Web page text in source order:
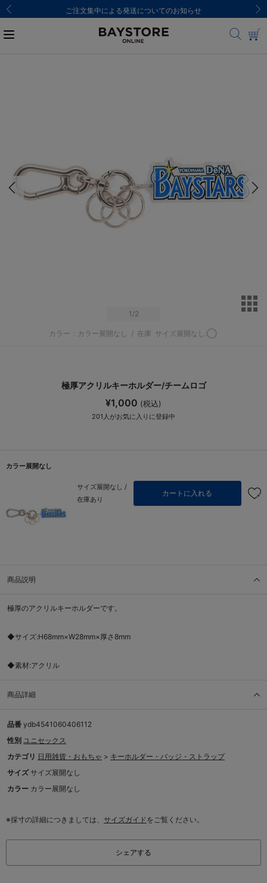
ご注文集中による発送についてのお知らせ
1 /2
カラー：カラー展開なし / 在庫 サイズ展開なし:◯
極厚アクリルキーホルダー/チームロゴ
¥1,000 (税込)
201 人がお気に入りに登録中
カラー展開なし
サイズ展開なし /
在庫あり
カートに入れる
商品説明
極厚のアクリルキーホルダーです。
◆サイズ:H68mm×W28mm×厚さ8mm
◆素材:アクリル
商品詳細
品番 ydb4541060406112
性別 ユニセックス
カテゴリ 日用雑貨・おもちゃ > キーホルダー・バッジ・ストラップ
サイズ サイズ展開なし
カラー カラー展開なし
※採寸の詳細につきましては、 サイズガイドをご覧ください。
シェアする